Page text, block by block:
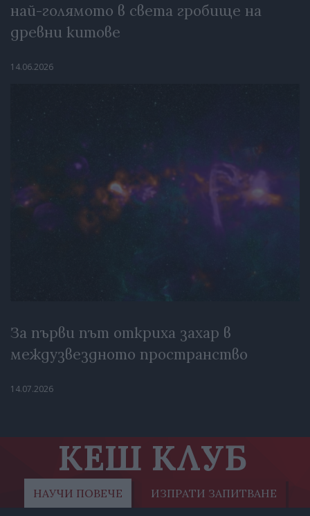
най-голямото в света гробище на
древни китове
14.06.2026
За първи път откриха захар в
междузвездното пространство
14.07.2026
КЕШ КЛУБ
НАУЧИ ПОВЕЧЕ ИЗПРАТИ ЗАПИТВАНЕ